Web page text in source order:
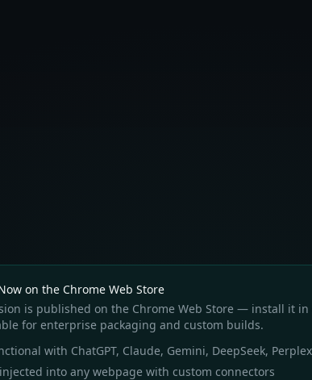
on the Chrome Web Store
is published on the Chrome Web Store — install it in
for enterprise packaging and custom builds.
with ChatGPT, Claude, Gemini, DeepSeek,
into any webpage with custom connectors